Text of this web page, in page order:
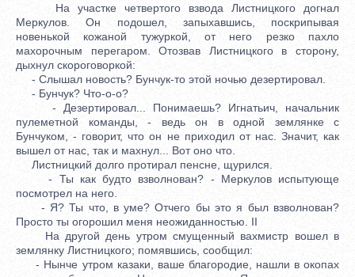
На участке четвертого взвода Листницкого догнал
Меркулов. Он подошел, запыхавшись, поскрипывая
новенькой кожаной тужуркой, от него резко пахло
махорочным перегаром. Отозвав Листницкого в сторону,
дыхнул скороговоркой:
- Слышал новость? Бунчук-то этой ночью дезертировал.
- Бунчук? Что-о-о?
- Дезертировал... Понимаешь? Игнатьич, начальник
пулеметной команды, - ведь он в одной землянке с
Бунчуком, - говорит, что он не приходил от нас. Значит, как
вышел от нас, так и махнул... Вот оно что.
Листницкий долго протирал пенсне, щурился.
- Ты как будто взволнован? - Меркулов испытующе
посмотрел на него.
- Я? Ты что, в уме? Отчего бы это я был взволнован?
Просто ты огорошил меня неожиданностью. II
На другой день утром смущенный вахмистр вошел в
землянку Листницкого; помявшись, сообщил:
- Нынче утром казаки, ваше благородие, нашли в окопах